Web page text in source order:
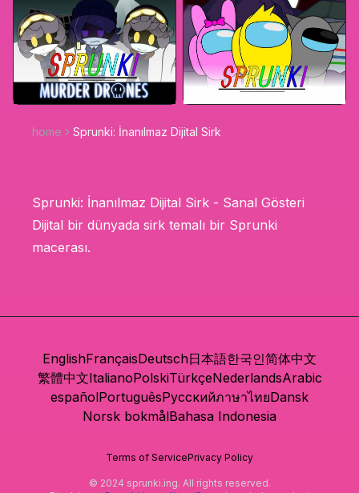
home Sprunki: İnanılmaz Dijital Sirk
Sprunki: İnanılmaz Dijital Sirk - Sanal Gösteri
Dijital bir dünyada sirk temalı bir Sprunki
macerası.
EnglishFrançaisDeutsch日本語한국인简体中文
繁體中文ItalianoPolskiTürkçeNederlandsArabic
españolPortuguêsРусскийภาษาไทยDansk
Norsk bokmålBahasa Indonesia
Terms of ServicePrivacy Policy
© 2024 sprunki.ing. All rights reserved.